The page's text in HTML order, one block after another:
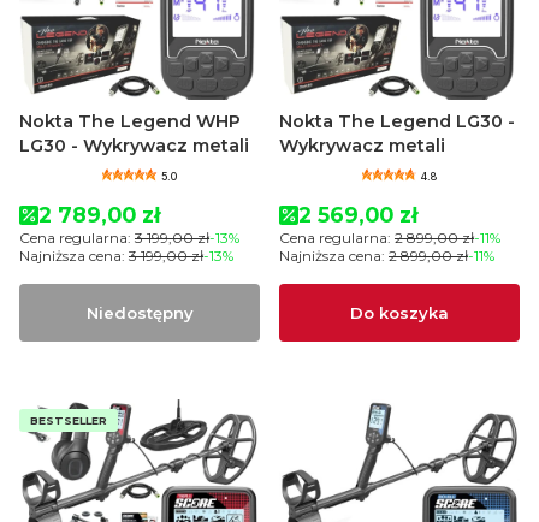
Nokta The Legend WHP
LG30 - Wykrywacz metali
5.0
Cena promocyjna
2 789,00 zł
Cena regularna: 3 199,00 zł-13%
Najniższa cena: 3 199,00 zł-13%
Niedostępny
Nokta The Legend LG30 -
Wykrywacz metali
4.8
Cena promocyjna
2 569,00 zł
Cena regularna: 2 899,00 zł-11%
Najniższa cena: 2 899,00 zł-11%
Do koszyka
BESTSELLER